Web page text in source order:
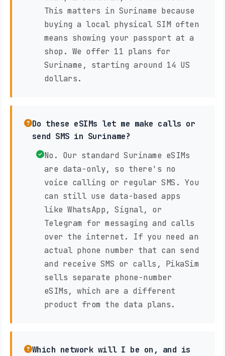
This matters in Suriname because
buying a local physical SIM often
means showing your passport at a
shop. We offer 11 plans for
Suriname, starting around 14 US
dollars.
Do these eSIMs let me make calls or
send SMS in Suriname?
No. Our standard Suriname eSIMs
are data-only, so there's no
voice calling or regular SMS. You
can still use data-based apps
like WhatsApp, Signal, or
Telegram for messaging and calls
over the internet. If you need an
actual phone number that can send
and receive SMS or calls, PikaSim
sells separate phone-number
eSIMs, which are a different
product from the data plans.
Which network will I be on, and is